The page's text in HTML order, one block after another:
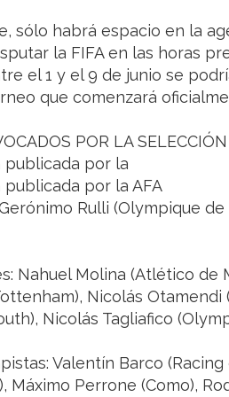
sólo habrá espacio en la
la FIFA en las horas
el 1 y el 9 de junio se
que comenzará
POR LA
publicada por la
publicada por la AFA
Rulli (Olympique
Nahuel Molina (Atlético de
Nicolás Otamendi
Nicolás Tagliafico
Valentín Barco
Máximo Perrone (Como),